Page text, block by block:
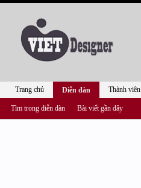
Trang chủ Diễn đàn
Tìm trong diễn đàn Bài viết gần đây
Thành viên